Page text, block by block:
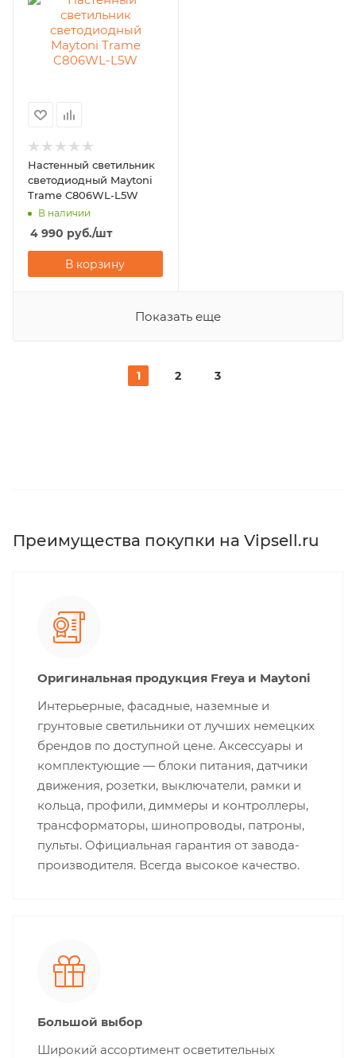
Настенный светильник
светодиодный Maytoni
Trame C806WL-L5W
В наличии
4 990 руб./шт
В корзину
Показать еще
1 2 3
Преимущества покупки на Vipsell.ru
Оригинальная продукция Freya и Maytoni
Интерьерные, фасадные, наземные и
грунтовые светильники от лучших немецких
брендов по доступной цене. Аксессуары и
комплектующие — блоки питания, датчики
движения, розетки, выключатели, рамки и
кольца, профили, диммеры и контроллеры,
трансформаторы, шинопроводы, патроны,
пульты. Официальная гарантия от завода-
производителя. Всегда высокое качество.
Большой выбор
Широкий ассортимент осветительных